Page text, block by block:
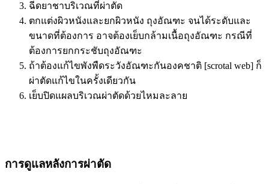
ฉีดยาชาบริเวณที่ผ่าตัด
ตกแต่งผิวหนังและยกผิวหนัง ถุงอัณฑะ จนได้ระดับและ
ขนาดที่ต้องการ อาจต้องเย็บกล้ามเนื้อถุงอัณฑะ กรณีที่
ต้องการยกกระชับถุงอัณฑะ
ถ้าต้องแก้ไขพังพืดระวังอัณฑะกันองคชาติ [scrotal web] ก็
ผ่าตัดแก้ไขในครั้งเดียวกัน
เย็บปิดแผลบริเวณผ่าตัดด้วยไหมละลาย
การดูแลหลังการผ่าตัด